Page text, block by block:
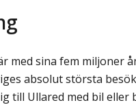
med sina fem miljoner
absolut största
till Ullared med bil eller